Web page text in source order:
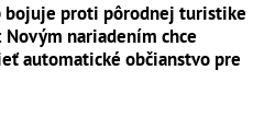
bojuje proti pôrodnej turistike
Novým nariadením chce
automatické občianstvo pre